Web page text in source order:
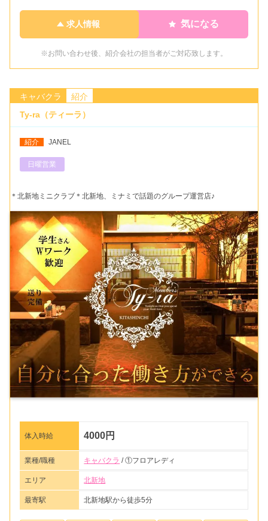
求人情報 気になる
※お問い合わせ後、紹介会社の担当者がご対応致します。
キャバクラ
紹介
Ty-ra（ティーラ）
紹介 JANEL
日曜営業
＊北新地ミニクラブ＊北新地、ミナミで話題のグループ運営店♪
体入時給 4000円
業種/職種 キャバクラ / ①フロアレディ
エリア 北新地
最寄駅 北新地駅から徒歩5分